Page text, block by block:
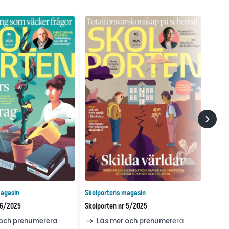
2025
prenumerera
Skolportens magasin
Skolporten nr 5/2025
Läs mer och prenumerera